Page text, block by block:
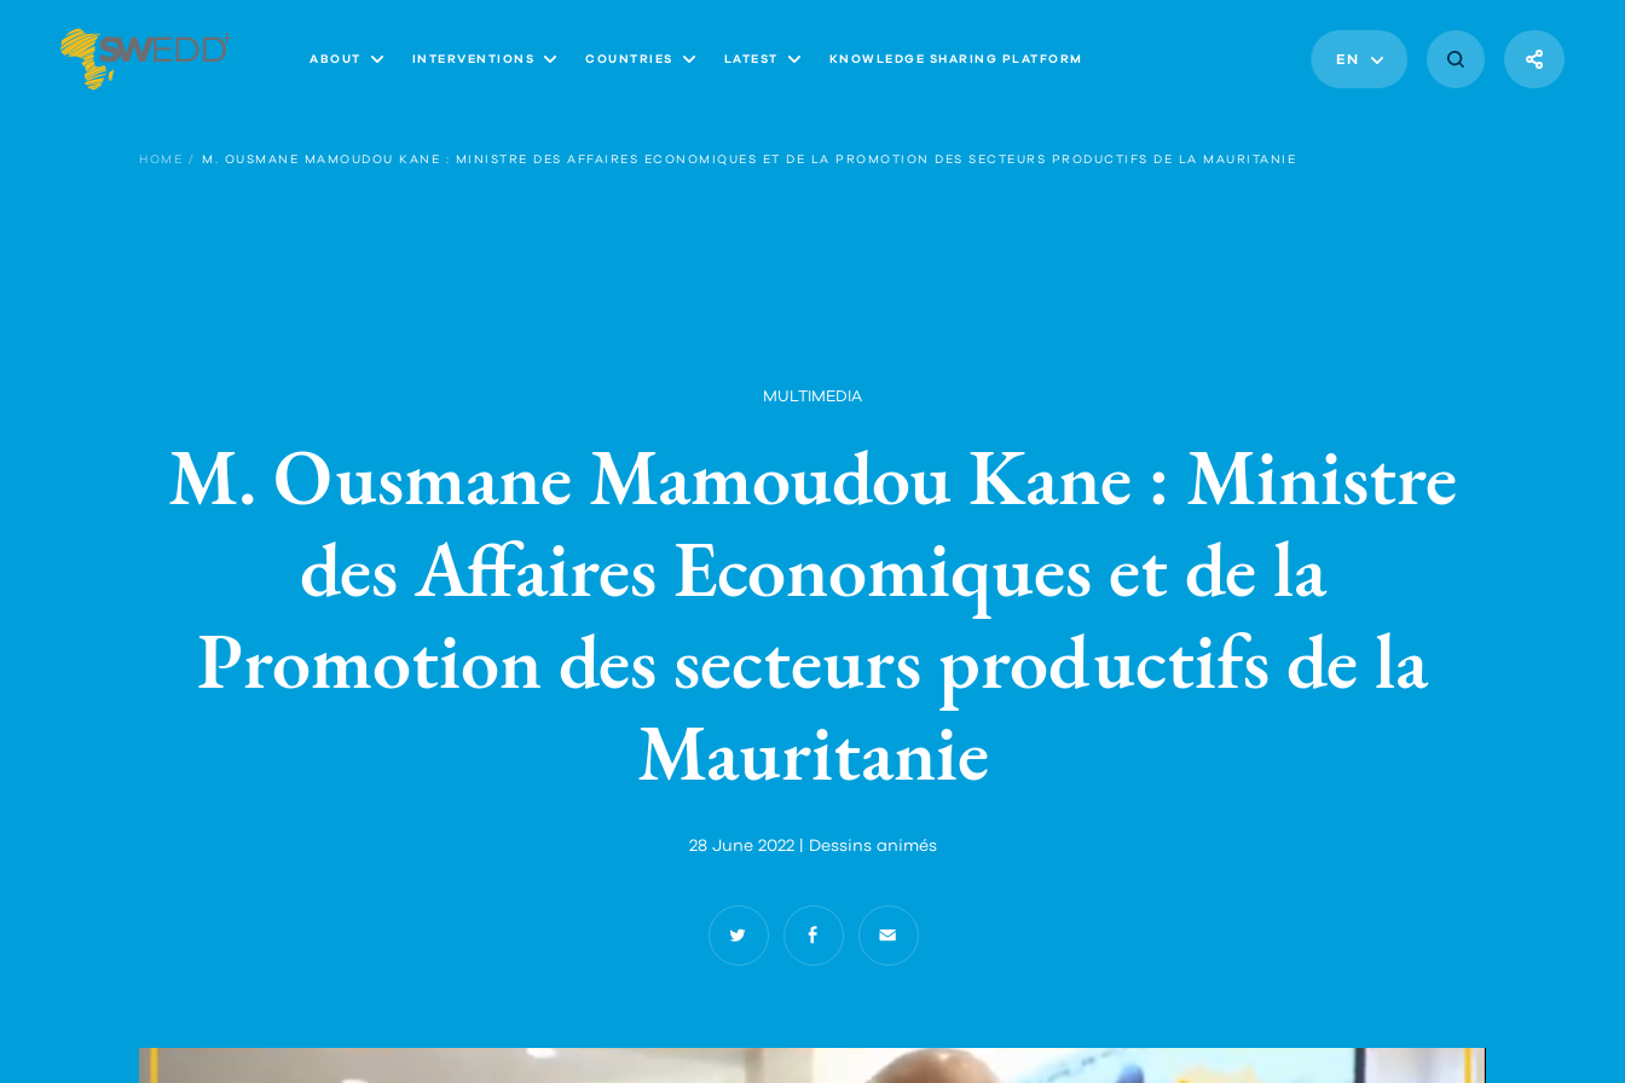
ABOUT INTERVENTIONS COUNTRIES LATEST KNOWLEDGE SHARING PLATFORM EN
HOME M. OUSMANE MAMOUDOU KANE : MINISTRE DES AFFAIRES ECONOMIQUES ET DE LA PROMOTION DES SECTEURS PRODUCTIFS DE LA MAURITANIE
MULTIMEDIA
M. Ousmane Mamoudou Kane : Ministre
des Affaires Economiques et de la
Promotion des secteurs productifs de la
Mauritanie
28 June 2022 | Dessins animés